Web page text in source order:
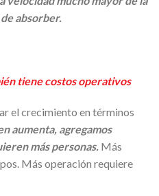
absorber.
tiene costos operativos
el crecimiento en términos
aumenta, agregamos
más personas. Más
Más operación requiere